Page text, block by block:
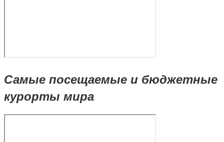
Самые посещаемые и бюджетные
курорты мира